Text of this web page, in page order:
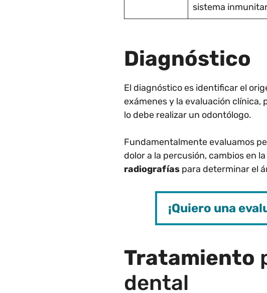
sistema
Diagnóstico
El diagnóstico es identificar el
exámenes y la evaluación clínica,
lo debe realizar un odontólogo.
Fundamentalmente evaluamos
dolor a la percusión, cambios en
radiografías para determinar el
¡Quiero una
Tratamiento
dental